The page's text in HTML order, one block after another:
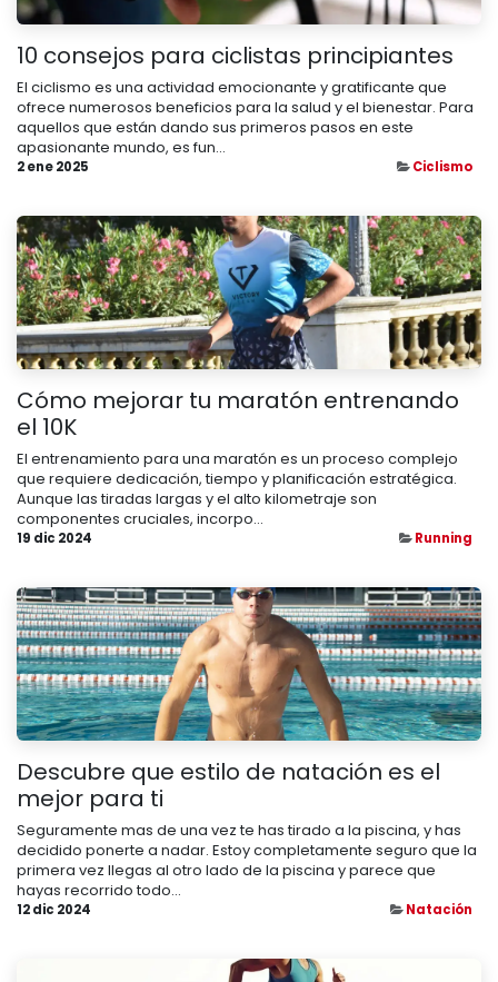
10 consejos para ciclistas principiantes
El ciclismo es una actividad emocionante y gratificante que
ofrece numerosos beneficios para la salud y el bienestar. Para
aquellos que están dando sus primeros pasos en este
apasionante mundo, es fun...
2 ene 2025 Ciclismo
Cómo mejorar tu maratón entrenando
el 10K
El entrenamiento para una maratón es un proceso complejo
que requiere dedicación, tiempo y planificación estratégica.
Aunque las tiradas largas y el alto kilometraje son
componentes cruciales, incorpo...
19 dic 2024 Running
Descubre que estilo de natación es el
mejor para ti
Seguramente mas de una vez te has tirado a la piscina, y has
decidido ponerte a nadar. Estoy completamente seguro que la
primera vez llegas al otro lado de la piscina y parece que
hayas recorrido todo...
12 dic 2024 Natación